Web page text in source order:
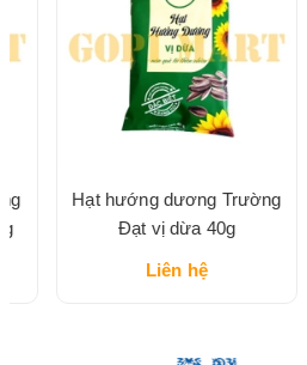
Hạt hướng dương Trường
Đạt vị dừa 40g
Liên hệ